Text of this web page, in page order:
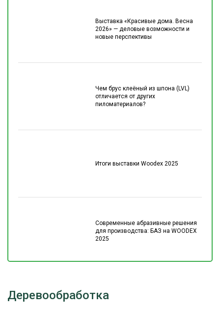
Выставка «Красивые дома. Весна
2026» — деловые возможности и
новые перспективы
Чем брус клеёный из шпона (LVL)
отличается от других
пиломатериалов?
Итоги выставки Woodex 2025
Современные абразивные решения
для производства: БАЗ на WOODEX
2025
Деревообработка